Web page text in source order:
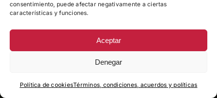
consentimiento, puede afectar negativamente a ciertas
características y funciones.
Aceptar
Denegar
Política de cookiesTérminos, condiciones, acuerdos y políticas
Ortesis Especiales